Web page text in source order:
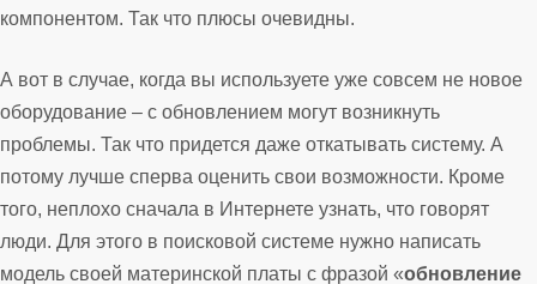
компонентом. Так что плюсы очевидны.
А вот в случае, когда вы используете уже совсем не новое
оборудование – с обновлением могут возникнуть
проблемы. Так что придется даже откатывать систему. А
потому лучше сперва оценить свои возможности. Кроме
того, неплохо сначала в Интернете узнать, что говорят
люди. Для этого в поисковой системе нужно написать
модель своей материнской платы с фразой «обновление